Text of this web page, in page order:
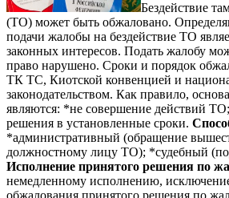
Бездействие
(ТО) может быть обжаловано.
подачи жалобы на бездействие ТО
законных интересов. Подать жалобу
право нарушено. Сроки и порядок
ТК ТС, Киотской конвенцией и
законодательством. Как правило,
являются: *не совершение действий
решения в установленные сроки.
*административный (обращение
должностному лицу ТО); *судебный
Исполнение принятого решения по
немедленному исполнению,